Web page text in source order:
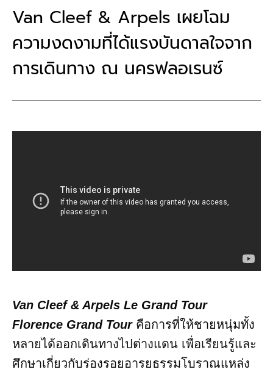
Van Cleef & Arpels เผยโฉม
ความงดงามที่ได้แรงบันดาลใจจาก
การเดินทาง ณ นครฟลอเรนซ์
Van Cleef & Arpels Le Grand Tour
Florence Grand Tourคือการที่ให้ชายหนุ่มทั้ง
หลายได้ออกเดินทางไปต่างแดน เพื่อเรียนรู้และ
ศึกษาเกี่ยวกับร่องรอยอารยธรรมโบราณแหล่ง